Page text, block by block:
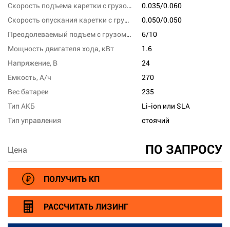
Скорость подъема каретки с грузом/без груза, м/с
0.035/0.060
Скорость опускания каретки с грузом/без груза,м/сек
0.050/0.050
Преодолеваемый подъем с грузом/без груза,%
6/10
Мощность двигателя хода, кВт
1.6
Напряжение, В
24
Емкость, А/ч
270
Вес батареи
235
Тип АКБ
Li-ion или SLA
Тип управления
стоячий
Цена ПО ЗАПРОСУ
ПОЛУЧИТЬ КП
РАССЧИТАТЬ ЛИЗИНГ